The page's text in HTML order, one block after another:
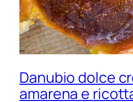
Danubio dolce
amarena e